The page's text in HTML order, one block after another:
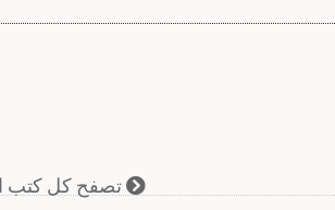
تصفح كل كتب